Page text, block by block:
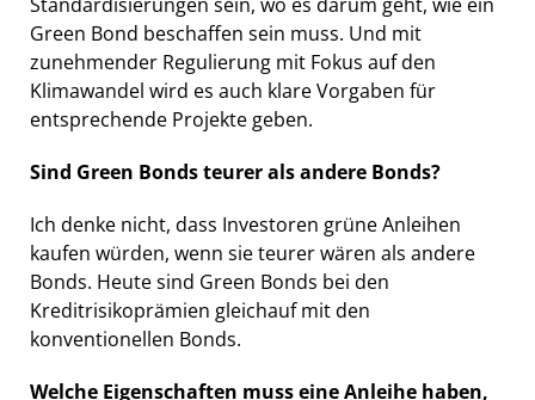
Green Bond beschaffen sein muss. Und mit
zunehmender Regulierung mit Fokus auf den
Klimawandel wird es auch klare Vorgaben für
entsprechende Projekte geben.
Sind Green Bonds teurer als andere Bonds?
Ich denke nicht, dass Investoren grüne Anleihen
kaufen würden, wenn sie teurer wären als andere
Bonds. Heute sind Green Bonds bei den
Kreditrisikoprämien gleichauf mit den
konventionellen Bonds.
Welche Eigenschaften muss eine Anleihe haben,